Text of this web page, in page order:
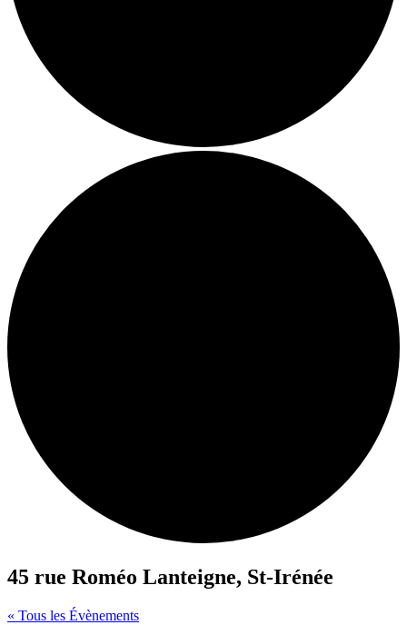
45 rue Roméo Lanteigne, St-Irénée
« Tous les Évènements